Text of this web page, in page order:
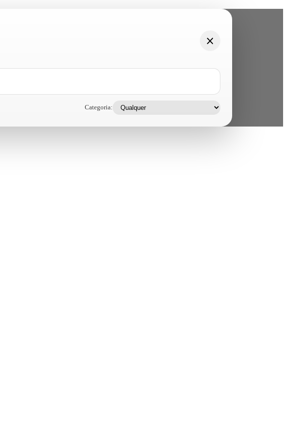
Categoria: